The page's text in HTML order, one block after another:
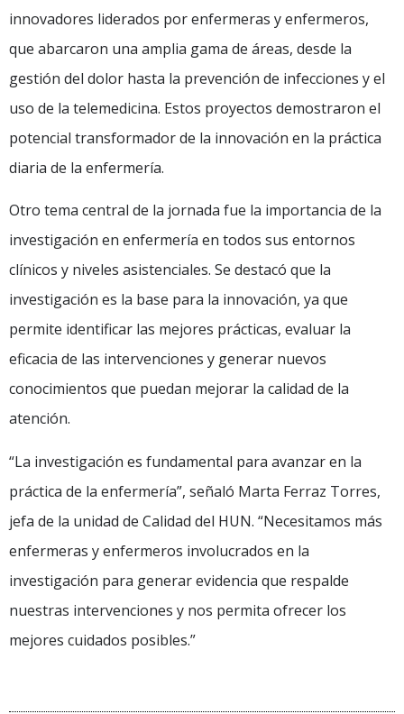
innovadores liderados por enfermeras y enfermeros,
que abarcaron una amplia gama de áreas, desde la
gestión del dolor hasta la prevención de infecciones y el
uso de la telemedicina. Estos proyectos demostraron el
potencial transformador de la innovación en la práctica
diaria de la enfermería.
Otro tema central de la jornada fue la importancia de la
investigación en enfermería en todos sus entornos
clínicos y niveles asistenciales. Se destacó que la
investigación es la base para la innovación, ya que
permite identificar las mejores prácticas, evaluar la
eficacia de las intervenciones y generar nuevos
conocimientos que puedan mejorar la calidad de la
atención.
“La investigación es fundamental para avanzar en la
práctica de la enfermería”, señaló Marta Ferraz Torres,
jefa de la unidad de Calidad del HUN. “Necesitamos más
enfermeras y enfermeros involucrados en la
investigación para generar evidencia que respalde
nuestras intervenciones y nos permita ofrecer los
mejores cuidados posibles.”